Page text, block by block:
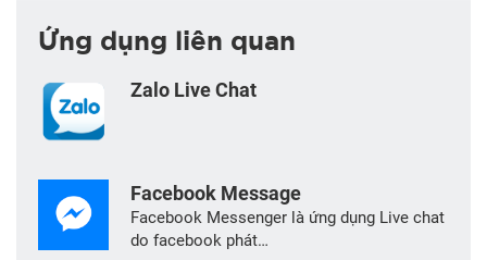
Ứng dụng liên quan
Zalo Live Chat
Facebook Message
Facebook Messenger là ứng dụng Live chat
do facebook phát…